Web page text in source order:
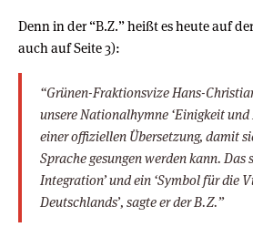
Denn in der “B.Z.” heißt es heute auf
auch auf Seite 3):
“Grünen-Fraktionsvize Hans-
unsere Nationalhymne ‘Einigkeit und
einer offiziellen Übersetzung, damit
Sprache gesungen werden kann. Das
Integration’ und ein ‘Symbol für die
Deutschlands’, sagte er der B.Z.”